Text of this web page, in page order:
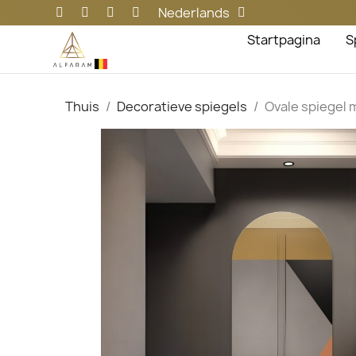
Nederlands
Startpagina
Thuis Decoratieve spiegels Ovale spiegel